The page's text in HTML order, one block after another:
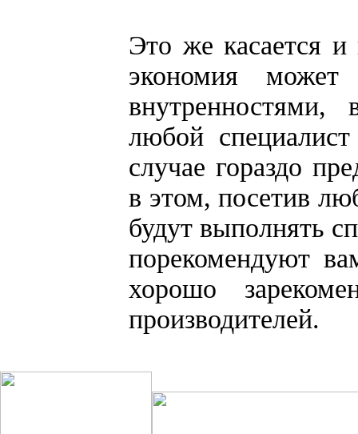
Это же касается
экономия
любой
случае гораздо
в этом, посетив
будут выполнять
порекомендуют
хорошо
производителей.